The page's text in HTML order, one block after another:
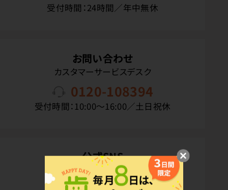
受付時間：24時間／年中無休
お問い合わせ
カスタマーサービスデスク
0120-108394
受付時間：10:00〜16:00／土日祝休
公式SNS